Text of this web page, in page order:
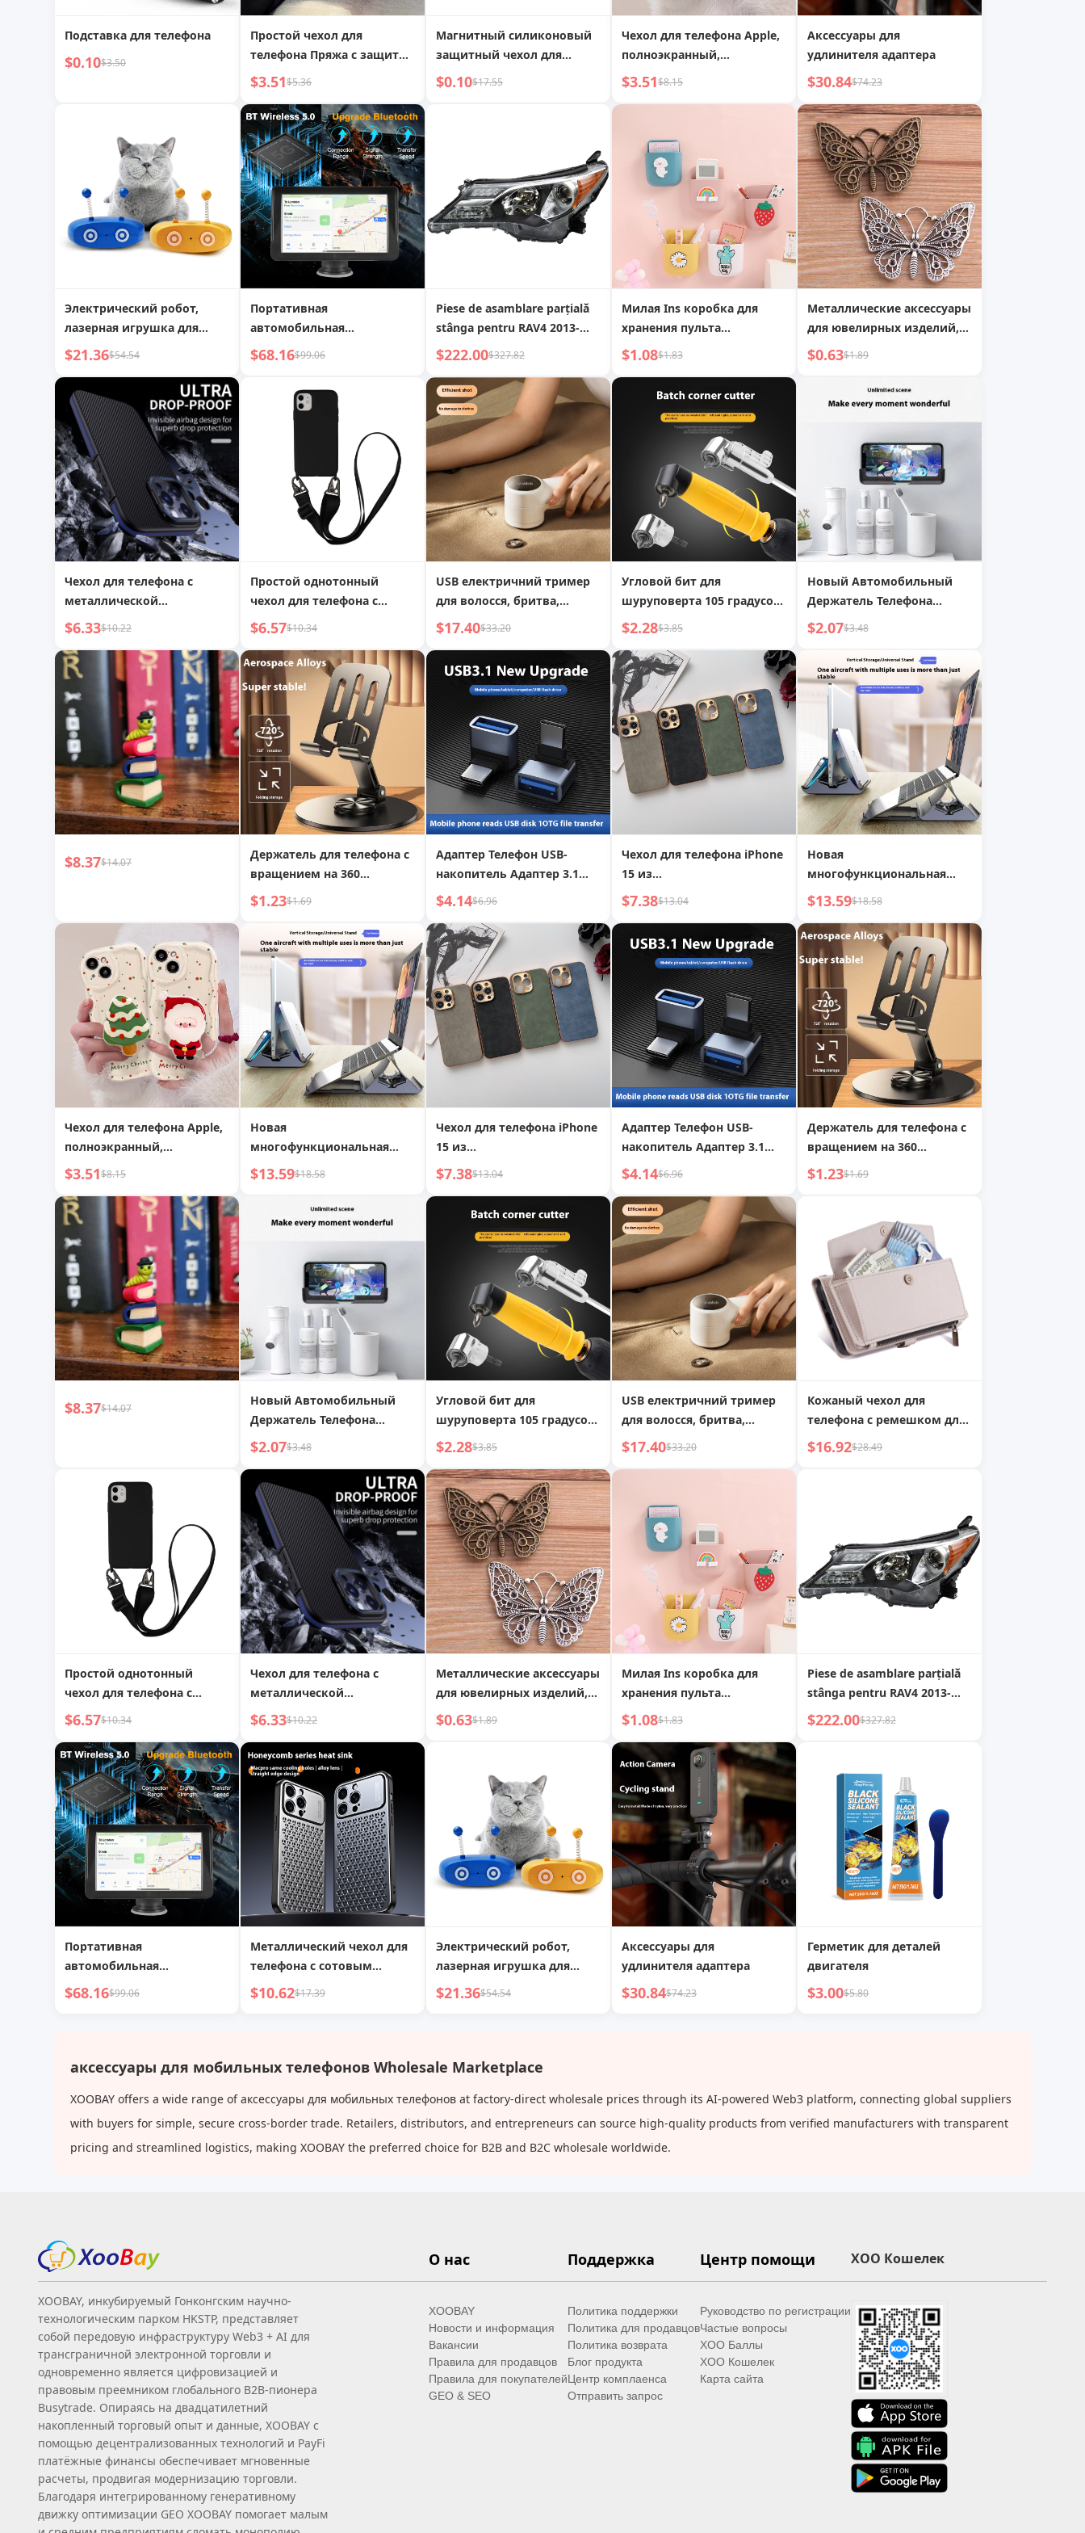
Подставка для телефона
$0.10$3.50
Простой чехол для
телефона Пряжа с защитой
объектива из блесток
$3.51$5.36
Магнитный силиконовый
защитный чехол для
локатора отслеживания
Airtags
$0.10$17.55
Чехол для телефона Apple,
полноэкранный,
разноцветные точки,
Рождественская подставка
$3.51$8.15
Аксессуары для
удлинителя адаптера
$30.84$74.23
Электрический робот,
лазерная игрушка для
кошек, перезаряжаемая
через USB, перо
$21.36$54.54
Портативная
автомобильная
стереосистема с
диагональю 7 дюймов с
поддержкой
беспроводного CarPlay и
Android Auto
$68.16$99.06
Piese de asamblare parțială
stânga pentru RAV4 2013-
2015
$222.00$327.82
Милая Ins коробка для
хранения пульта
дистанционного
управления, мультяшный
мобильного телефона
$1.08$1.83
Металлические аксессуары
для ювелирных изделий,
полый кулон-бабочка,
аксессуары для ювелирных
изделий, ремешок для
телефона
$0.63$1.89
Чехол для телефона с
металлической
подставкой Bumblebee из
углеродного волокна для
Apple 16 Защитный чехол
$6.33$10.22
Простой однотонный
чехол для телефона с
наплечным ремнем-
шнурком
$6.57$10.34
USB електричний тример
для волосся, бритва,
засоби для видалення
ворсу, артефакт для
одягу
$17.40$33.20
Угловой бит для
шуруповерта 105 градусов,
аксессуар для изгиба
электрической отвертки,
угловой драйвер для
электрической дрели с
шестигранным
хвостовиком
$2.28$3.85
Новый Автомобильный
Держатель Телефона
Наклеиваемый
Навигационный
Держатель Телефона
Настенный Универсальный
Многоцелевой
$2.07$3.48
$8.37$14.07
Держатель для телефона с
вращением на 360
градусов, регулируемый
складной ленивый
настольный держатель для
телефона и планшета
$1.23$1.69
Адаптер Телефон USB-
накопитель Адаптер 3.1
Угловой адаптер Кабель
для планшета Huawei
$4.14$6.96
Чехол для телефона iPhone
15 из
электрополированной
кожи ягненка с
для iPhone 14,
противоударный
защитный чехол
$7.38$13.04
Новая
многофункциональная
вертикальная подставка
для охлаждения ноутбука,
настольный мобильный
телефон, компьютер,
планшет, универсальная
подставка для хранения,
артефакт
$13.59$18.58
Чехол для телефона Apple,
полноэкранный,
разноцветные точки,
Рождественская подставка
11/12 Силиконовый XS
$3.51$8.15
Новая
многофункциональная
вертикальная подставка
для охлаждения ноутбука,
настольный мобильный
телефон, компьютер,
планшет, универсальная
подставка для хранения,
$13.59$18.58
Чехол для телефона iPhone
15 из
электрополированной
кожи ягненка с
для iPhone 14,
противоударный
защитный чехол
$7.38$13.04
Адаптер Телефон USB-
накопитель Адаптер 3.1
Угловой адаптер Кабель
для планшета Huawei
$4.14$6.96
Держатель для телефона с
вращением на 360
градусов, регулируемый
складной ленивый
телефона и планшета
$1.23$1.69
$8.37$14.07
Новый Автомобильный
Держатель Телефона
Наклеиваемый
Навигационный
Держатель Телефона
Настенный Универсальный
Многоцелевой
$2.07$3.48
Угловой бит для
шуруповерта 105 градусов,
аксессуар для изгиба
электрической отвертки,
угловой драйвер для
электрической дрели с
шестигранным
хвостовиком
$2.28$3.85
USB електричний тример
для волосся, бритва,
засоби для видалення
ворсу, артефакт для
$17.40$33.20
Кожаный чехол для
телефона с ремешком для
iPhone 14 Pro, большой
емкости, противоударный
$16.92$28.49
Простой однотонный
чехол для телефона с
наплечным ремнем-
шнурком
$6.57$10.34
Чехол для телефона с
металлической
подставкой Bumblebee из
углеродного волокна для
Apple 16 Защитный чехол
$6.33$10.22
Металлические аксессуары
для ювелирных изделий,
полый кулон-бабочка,
аксессуары для ювелирных
$0.63$1.89
Милая Ins коробка для
хранения пульта
дистанционного
управления, мультяшный
настенный подвес для
мобильного телефона
$1.08$1.83
Piese de asamblare parțială
stânga pentru RAV4 2013-
2015
$222.00$327.82
Портативная
автомобильная
стереосистема с
диагональю 7 дюймов с
Android Auto
$68.16$99.06
Металлический чехол для
телефона с сотовым
теплоотводом для Apple
14, алюминиевый сплав 13,
$10.62$17.39
Электрический робот,
лазерная игрушка для
кошек, перезаряжаемая
через USB, перо
$21.36$54.54
Аксессуары для
удлинителя адаптера
$30.84$74.23
Герметик для деталей
двигателя
$3.00$5.80
аксессуары для мобильных телефонов Wholesale Marketplace
XOOBAY offers a wide range of аксессуары для мобильных телефонов at factory-direct wholesale prices through its AI-powered Web3 platform, connecting global suppliers
with buyers for simple, secure cross-border trade. Retailers, distributors, and entrepreneurs can source high-quality products from verified manufacturers with transparent
pricing and streamlined logistics, making XOOBAY the preferred choice for B2B and B2C wholesale worldwide.
XOOBAY, инкубируемый Гонконгским научно-
технологическим парком HKSTP, представляет
собой передовую инфраструктуру Web3 + AI для
трансграничной электронной торговли и
одновременно является цифровизацией и
правовым преемником глобального B2B‑пионера
Busytrade. Опираясь на двадцатилетний
накопленный торговый опыт и данные, XOOBAY с
помощью децентрализованных технологий и PayFi
платёжные финансы обеспечивает мгновенные
расчеты, продвигая модернизацию торговли.
Благодаря интегрированному генеративному
движку оптимизации GEO XOOBAY помогает малым
О нас
XOOBAY
Новости и информация
Вакансии
Правила для продавцов
Правила для покупателей
GEO & SEO
Поддержка
Политика поддержки
Политика для продавцов
Политика возврата
Блог продукта
Центр комплаенса
Отправить запрос
Центр помощи
Руководство по регистрации
Частые вопросы
XOO Баллы
XOO Кошелек
Карта сайта
XOO Кошелек